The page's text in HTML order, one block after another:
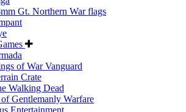
Gt. Northern War flags
of War Vanguard
Crate
Walking Dead
Gentlemanly Warfare
Entertainment